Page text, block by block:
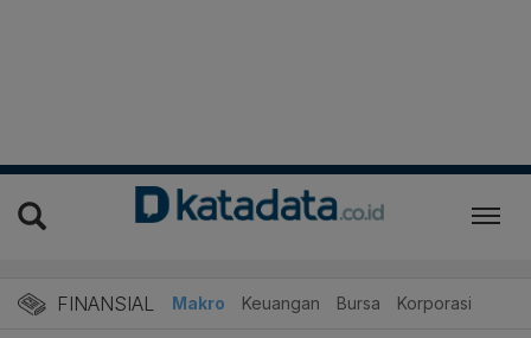
FINANSIAL Makro Keuangan Bursa Korporasi